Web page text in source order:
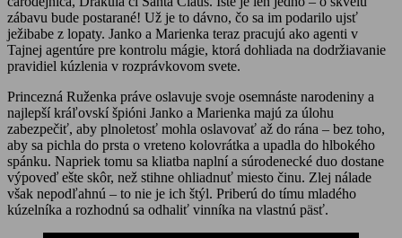
zábavu bude postarané! Už je to dávno, čo sa im podarilo ujsť
ježibabe z lopaty. Janko a Marienka teraz pracujú ako agenti v
Tajnej agentúre pre kontrolu mágie, ktorá dohliada na dodržiavanie
pravidiel kúzlenia v rozprávkovom svete.
Princezná Ruženka práve oslavuje svoje osemnáste narodeniny a
najlepší kráľovskí špióni Janko a Marienka majú za úlohu
zabezpečiť, aby plnoletosť mohla oslavovať až do rána – bez toho,
aby sa pichla do prsta o vreteno kolovrátka a upadla do hlbokého
spánku. Napriek tomu sa kliatba naplní a súrodenecké duo dostane
výpoveď ešte skôr, než stihne ohliadnuť miesto činu. Zlej nálade
však nepodľahnú – to nie je ich štýl. Priberú do tímu mladého
kúzelníka a rozhodnú sa odhaliť vinníka na vlastnú päsť.